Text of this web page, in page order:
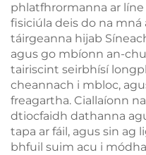
phlatfhrormanna ar
fisiciúla deis do na
táirgeanna hijab
agus go mbíonn an-
tairiscint seirbhísí
cheannach i mbloc,
freagartha. Ciallaíonn
dtiocfaidh dathanna
tapa ar fáil, agus sin ag
bhfuil suim acu i